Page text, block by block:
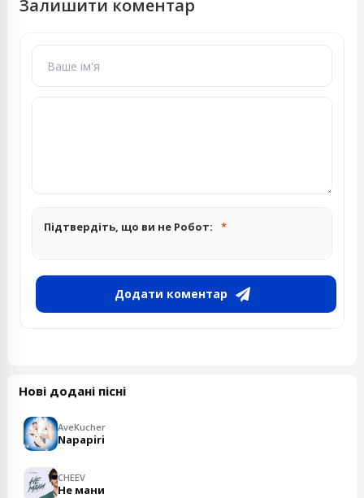
Залишити коментар
Підтвердіть, що ви не Робот:
Додати коментар
Нові додані пісні
AveKucher
Napapiri
CHEEV
Не мани